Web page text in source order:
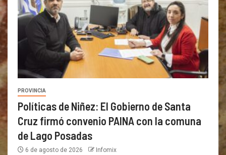
PROVINCIA
Políticas de Niñez: El Gobierno de Santa
Cruz firmó convenio PAINA con la comuna
de Lago Posadas
6 de agosto de 2026 Infomix